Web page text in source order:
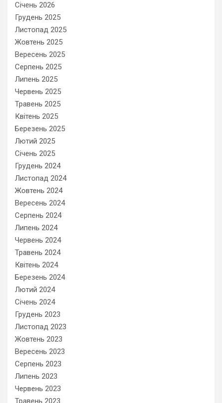
Січень 2026
Грудень 2025
Листопад 2025
Жовтень 2025
Вересень 2025
Серпень 2025
Липень 2025
Червень 2025
Травень 2025
Квітень 2025
Березень 2025
Лютий 2025
Січень 2025
Грудень 2024
Листопад 2024
Жовтень 2024
Вересень 2024
Серпень 2024
Липень 2024
Червень 2024
Травень 2024
Квітень 2024
Березень 2024
Лютий 2024
Січень 2024
Грудень 2023
Листопад 2023
Жовтень 2023
Вересень 2023
Серпень 2023
Липень 2023
Червень 2023
Травень 2023